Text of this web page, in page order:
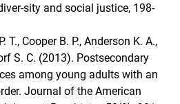
sity and social justice, 198-
T., Cooper B. P., Anderson K. A.,
S. C. (2013). Postsecondary
among young adults with an
Journal of the American